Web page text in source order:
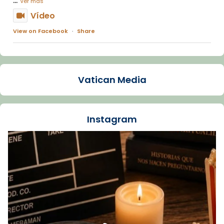
Vídeo
View on Facebook · Share
Arquebisbat de Barcelona
La Carmina va patir depressió. Fa gairebé
dos mesos, a l'Estadi Lluís Companys, la
Recupera l'entrevista comp
Vatican
tican News 👇
www.vaticannews.va/es/iglesia/news/2026-
07/carmina-historia-depresion-papa-viaje-
espana-testimoni...
Foto
Vatican Media
Instagram